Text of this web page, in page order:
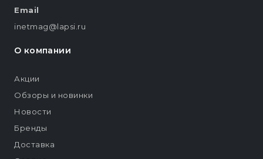
Email
inetmag@lapsi.ru
О компании
Акции
Обзоры и новинки
Новости
Бренды
Доставка